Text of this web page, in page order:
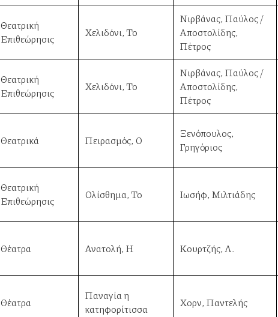
Θεατρική
Επιθεώρησις
Χελιδόνι, Το
Νιρβάνας, Παύλος /
Αποστολίδης,
Πέτρος
Θεατρική
Επιθεώρησις
Χελιδόνι, Το
Νιρβάνας, Παύλος /
Αποστολίδης,
Πέτρος
Θεατρικά Πειρασμός, Ο
Ξενόπουλος,
Γρηγόριος
Θεατρική
Επιθεώρησις
Ολίσθημα, Το Ιωσήφ, Μιλτιάδης
Θέατρα Ανατολή, Η Κουρτζής, Λ.
Θέατρα
Παναγία η
κατηφορίτισσα
Χορν, Παντελής